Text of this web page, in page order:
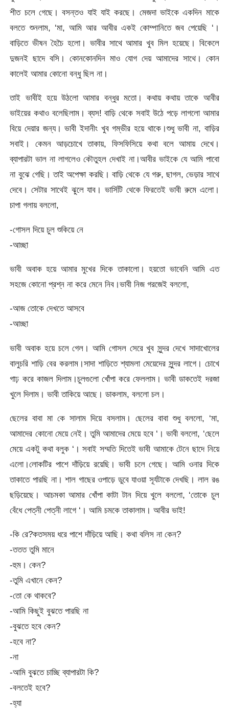
শীত চলে গেছে। বসন্তও যাই যাই করছে। মেজদা ভাইকে একদিন মাকে
বলতে শুনলাম, ‘মা, আমি আর আবীর একই কোম্পানিতে জব পেয়েছি ‘।
বাড়িতে ভীষন হৈচৈ হলো। ভাবীর সাথে আমার খুব মিল হয়েছে। বিকেলে
দুজনই ছাদে বসি। কোনকোনদিন মাও যোগ দেয় আমাদের সাথে। কোন
কালেই আমার কোনো বন্ধু ছিল না।
তাই ভাবীই হয়ে উঠলো আমার বন্ধুর মতো। কথায় কথায় তাকে আবীর
ভাইয়ের কথাও বলেছিলাম। ব্যস! বাড়ি থেকে সবাই উঠে পড়ে লাগলো আমার
বিয়ে দেয়ার জন্য। ভাবী ইদানীং খুব গম্ভীর হয়ে থাকে।শুধু ভাবী না, বাড়ির
সবাই। কেমন আড়চোখে তাকায়, ফিসফিসিয়ে কথা বলে আমায় দেখে।
ব্যাপারটা ভাল না লাগলেও কৌতুহল দেখাই না।আবীর ভাইকে যে আমি পাবো
না বুঝে গেছি। তাই অপেক্ষা করছি। বাড়ি থেকে যে গরু, ছাগল, ভেড়ার সাথে
দেবে। সেটার সাথেই ঝুলে যাব। ভার্সিটি থেকে ফিরতেই ভাবী রুমে এলো।
চাপা গলায় বললো,
-গোসল দিয়ে চুল শুকিয়ে নে
-আচ্ছা
ভাবী অবাক হয়ে আমার মুখের দিকে তাকালো। হয়তো ভাবেনি আমি এত
সহজে কোনো প্রশ্ন না করে মেনে নিব।ভাবী নিজ গরজেই বললো,
-আজ তোকে দেখতে আসবে
-আচ্ছা
ভাবী অবাক হয়ে চলে গেল। আমি গোসল সেরে খুব সুন্দর দেখে সাদাখোলের
বালুচরি শাড়ি বের করলাম।সাদা শাড়িতে শ্যামলা মেয়েদের সুন্দর লাগে। চোখে
গাঢ় করে কাজল দিলাম।চুলগুলো খোঁপা করে ফেললাম। ভাবী ডাকতেই দরজা
খুলে দিলাম। ভাবী তাকিয়ে আছে। ডাকলাম, বললো চল।
ছেলের বাবা মা কে সালাম দিয়ে বসলাম। ছেলের বাবা শুধু বললো, ‘মা,
আমাদের কোনো মেয়ে নেই। তুমি আমাদের মেয়ে হবে ‘। ভাবী বললো, ‘ছেলে
মেয়ে একটু কথা বলুক ‘। সবাই সম্মতি দিতেই ভাবী আমাকে টেনে ছাদে নিয়ে
এলো।লোকটির পাশে দাঁড়িয়ে রয়েছি। ভাবী চলে গেছে। আমি ওনার দিকে
তাকাতে পারছি না। শাল গাছের ওপাড়ে ডুবে যাওয়া সূর্যটাকে দেখছি। লাল রঙ
ছড়িয়েছে। আচমকা আমার খোঁপা কাটা টান দিয়ে খুলে বললো, ‘তোকে চুল
বেঁধে পেত্নী পেত্নী লাগে ‘। আমি চমকে তাকালাম। আবীর ভাই!
-কি রে?কতসময় ধরে পাশে দাঁড়িয়ে আছি। কথা বলিস না কেন?
-ততত তুমি মানে
-হুম। কেন?
-তুমি এখানে কেন?
-তো কে থাকবে?
-আমি কিছুই বুঝতে পারছি না
-বুঝতে হবে কেন?
-হবে না?
-না
-আমি বুঝতে চাচ্ছি ব্যাপারটা কি?
-বলতেই হবে?
-হ্যা